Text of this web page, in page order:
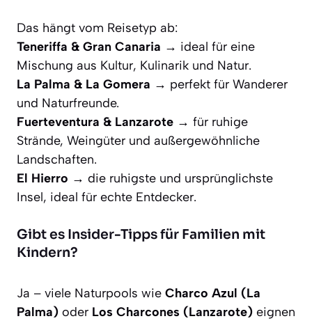
Das hängt vom Reisetyp ab:
Teneriffa & Gran Canaria → ideal für eine
Mischung aus Kultur, Kulinarik und Natur.
La Palma & La Gomera → perfekt für Wanderer
und Naturfreunde.
Fuerteventura & Lanzarote → für ruhige
Strände, Weingüter und außergewöhnliche
Landschaften.
El Hierro → die ruhigste und ursprünglichste
Insel, ideal für echte Entdecker.
Gibt es Insider-Tipps für Familien mit
Kindern?
Ja – viele Naturpools wie Charco Azul (La
Palma) oder Los Charcones (Lanzarote) eignen